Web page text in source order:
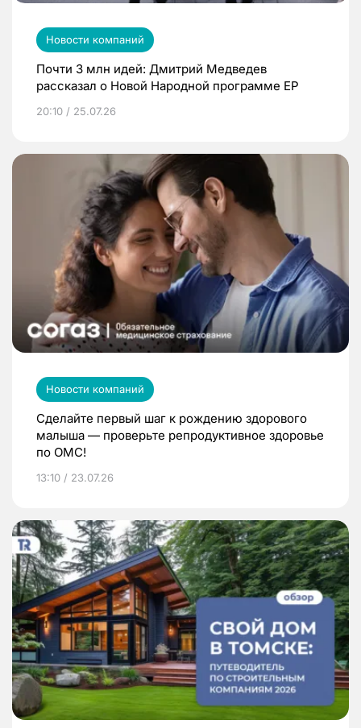
Новости компаний
Почти 3 млн идей: Дмитрий Медведев
рассказал о Новой Народной программе ЕР
20:10 / 25.07.26
Новости компаний
Сделайте первый шаг к рождению здорового
малыша — проверьте репродуктивное здоровье
по ОМС!
13:10 / 23.07.26